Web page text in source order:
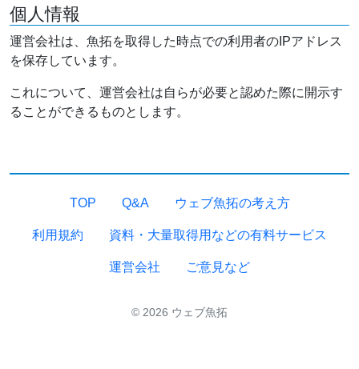
個人情報
運営会社は、魚拓を取得した時点での利用者のIPアドレス
を保存しています。
これについて、運営会社は自らが必要と認めた際に開示す
ることができるものとします。
TOP Q&A ウェブ魚拓の考え方
利用規約 資料・大量取得用などの有料サービス
運営会社 ご意見など
© 2026 ウェブ魚拓